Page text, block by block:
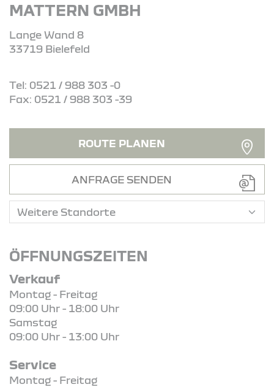
MATTERN GMBH
Lange Wand 8
33719 Bielefeld
Tel: 0521 / 988 303 -0
Fax: 0521 / 988 303 -39
ROUTE PLANEN
ANFRAGE SENDEN
ÖFFNUNGSZEITEN
Verkauf
Montag - Freitag
09:00 Uhr - 18:00 Uhr
Samstag
09:00 Uhr - 13:00 Uhr
Service
Montag - Freitag